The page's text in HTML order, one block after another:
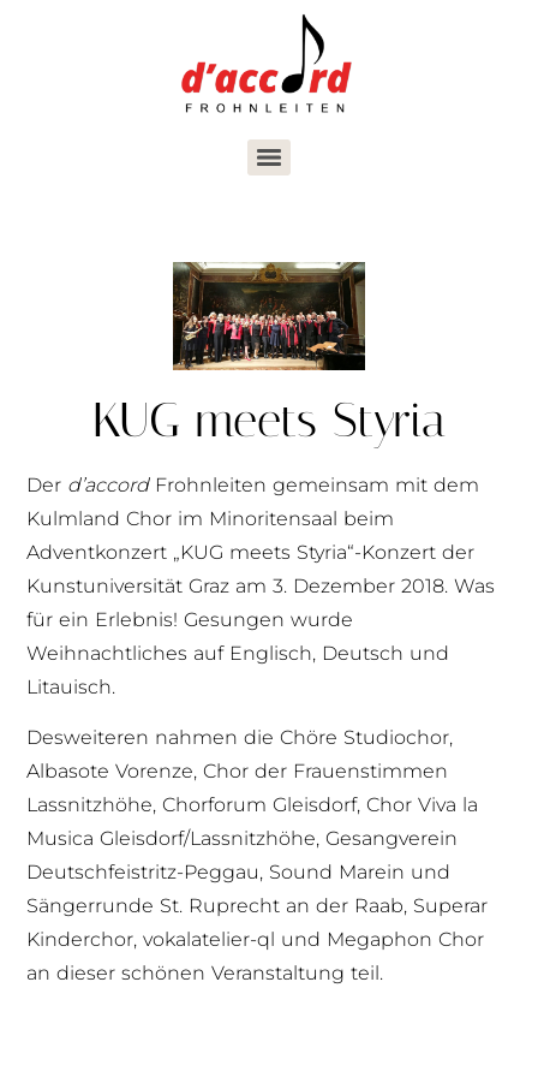
KUG meets Styria
Der d’accordFrohnleiten gemeinsam mit dem
Kulmland Chor im Minoritensaal beim
Adventkonzert „KUG meets Styria“-Konzert der
Kunstuniversität Graz am 3. Dezember 2018. Was
für ein Erlebnis! Gesungen wurde
Weihnachtliches auf Englisch, Deutsch und
Litauisch.
Desweiteren nahmen die Chöre Studiochor,
Albasote Vorenze, Chor der Frauenstimmen
Lassnitzhöhe, Chorforum Gleisdorf, Chor Viva la
Musica Gleisdorf/Lassnitzhöhe, Gesangverein
Deutschfeistritz-Peggau, Sound Marein und
Sängerrunde St. Ruprecht an der Raab, Superar
Kinderchor, vokalatelier-ql und Megaphon Chor
an dieser schönen Veranstaltung teil.